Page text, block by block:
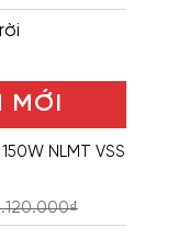
MỚI
NLMT VSS
₫